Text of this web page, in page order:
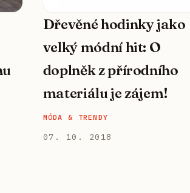
Dřevěné hodinky jako
velký módní hit: O
doplněk z přírodního
materiálu je zájem!
MÓDA & TRENDY
07. 10. 2018